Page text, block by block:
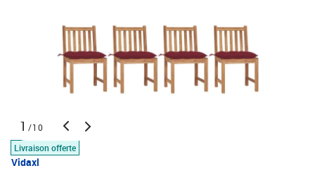
1 /10
Livraison offerte
Vidaxl